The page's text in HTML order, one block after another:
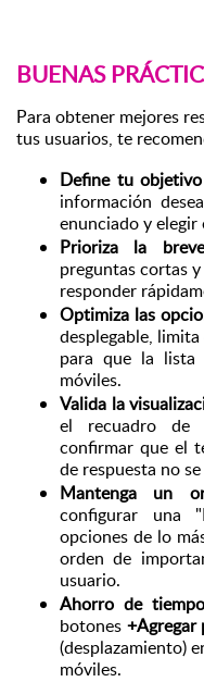
BUENAS
Para obtener mejores
tus usuarios, te
Define tu
información
enunciado y
Prioriza la
preguntas cortas
responder
Optimiza las
para que la lista
móviles.
Valida la
el recuadro de
confirmar que el
de respuesta no
Mantenga un
configurar una
opciones de lo
orden de
usuario.
Ahorro de
botones +Agregar
(desplazamiento)
móviles.